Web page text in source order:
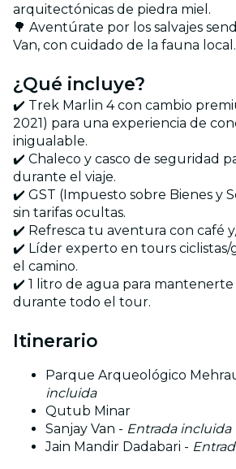
arquitectónicas de piedra miel.
🌳 Aventúrate por los salvajes
Van, con cuidado de la fauna local.
¿Qué incluye?
✔️ Trek Marlin 4 con cambio
2021) para una experiencia de
inigualable.
✔️ Chaleco y casco de seguridad
durante el viaje.
✔️ GST (Impuesto sobre Bienes y
sin tarifas ocultas.
✔️ Refresca tu aventura con café
✔️ Líder experto en tours ciclistas/
el camino.
✔️ 1 litro de agua para
durante todo el tour.
Itinerario
Parque Arqueológico
incluida
Qutub Minar
Sanjay Van - Entrada incluida
Jain Mandir Dadabari -